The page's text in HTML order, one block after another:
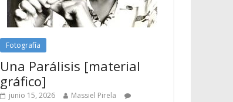
Fotografía
Una Parálisis [material
gráfico]
junio 15, 2026
Massiel Pirela